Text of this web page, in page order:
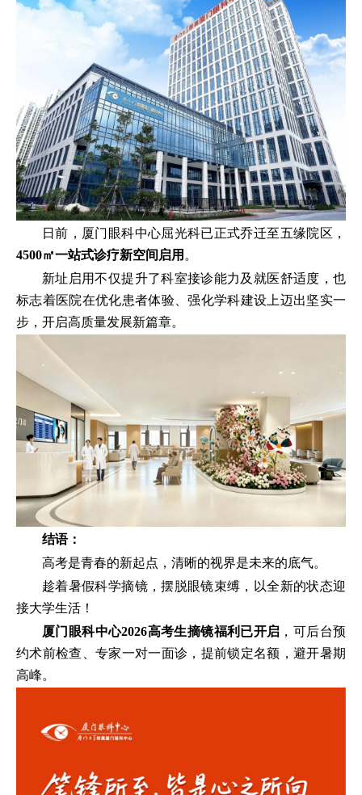
日前，厦门眼科中心屈光科已正式乔迁至五缘院区，
4500㎡一站式诊疗新空间启用 。
新址启用不仅提升了科室接诊能力及就医舒适度，也
标志着医院在优化患者体验、强化学科建设上迈出坚实一
步，开启高质量发展新篇章。
结语：
高考是青春的新起点，清晰的视界是未来的底气。
趁着暑假科学摘镜，摆脱眼镜束缚，以全新的状态迎
接大学生活！
厦门眼科中心2026高考生摘镜福利已开启 ，可后台预
约术前检查、专家一对一面诊，提前锁定名额，避开暑期
高峰。